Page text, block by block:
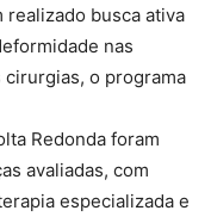
realizado busca ativa
nas
o programa
Redonda foram
avaliadas, com
especializada e